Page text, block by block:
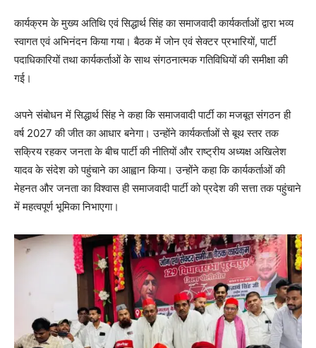
कार्यक्रम के मुख्य अतिथि एवं सिद्धार्थ सिंह का समाजवादी कार्यकर्ताओं द्वारा भव्य
स्वागत एवं अभिनंदन किया गया। बैठक में जोन एवं सेक्टर प्रभारियों, पार्टी
पदाधिकारियों तथा कार्यकर्ताओं के साथ संगठनात्मक गतिविधियों की समीक्षा की
गई।
अपने संबोधन में सिद्धार्थ सिंह ने कहा कि समाजवादी पार्टी का मजबूत संगठन ही
वर्ष 2027 की जीत का आधार बनेगा। उन्होंने कार्यकर्ताओं से बूथ स्तर तक
सक्रिय रहकर जनता के बीच पार्टी की नीतियों और राष्ट्रीय अध्यक्ष अखिलेश
यादव के संदेश को पहुंचाने का आह्वान किया। उन्होंने कहा कि कार्यकर्ताओं की
मेहनत और जनता का विश्वास ही समाजवादी पार्टी को प्रदेश की सत्ता तक पहुंचाने
में महत्वपूर्ण भूमिका निभाएगा।